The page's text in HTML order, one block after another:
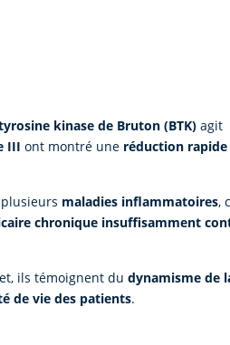
kinase de Bruton (BTK) agit
III ont montré une réduction rapide
maladies inflammatoires,
chronique insuffisamment
ils témoignent du dynamisme de
de vie des patients.